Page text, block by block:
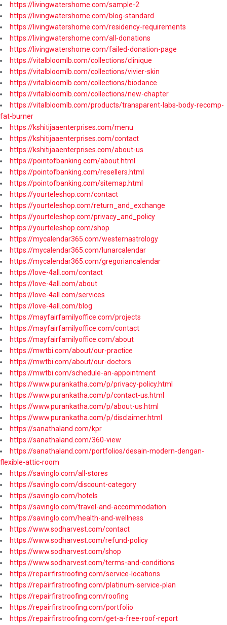
https://livingwatershome.com/sample-2
https://livingwatershome.com/blog-standard
https://livingwatershome.com/residency-requirements
https://livingwatershome.com/all-donations
https://livingwatershome.com/failed-donation-page
https://vitalbloomlb.com/collections/clinique
https://vitalbloomlb.com/collections/vivier-skin
https://vitalbloomlb.com/collections/biodance
https://vitalbloomlb.com/collections/new-chapter
https://vitalbloomlb.com/products/transparent-labs-body-recomp-
fat-burner
https://kshitijaaenterprises.com/menu
https://kshitijaaenterprises.com/contact
https://kshitijaaenterprises.com/about-us
https://pointofbanking.com/about.html
https://pointofbanking.com/resellers.html
https://pointofbanking.com/sitemap.html
https://yourteleshop.com/contact
https://yourteleshop.com/return_and_exchange
https://yourteleshop.com/privacy_and_policy
https://yourteleshop.com/shop
https://mycalendar365.com/westernastrology
https://mycalendar365.com/lunarcalendar
https://mycalendar365.com/gregoriancalendar
https://love-4all.com/contact
https://love-4all.com/about
https://love-4all.com/services
https://love-4all.com/blog
https://mayfairfamilyoffice.com/projects
https://mayfairfamilyoffice.com/contact
https://mayfairfamilyoffice.com/about
https://mwtbi.com/about/our-practice
https://mwtbi.com/about/our-doctors
https://mwtbi.com/schedule-an-appointment
https://www.purankatha.com/p/privacy-policy.html
https://www.purankatha.com/p/contact-us.html
https://www.purankatha.com/p/about-us.html
https://www.purankatha.com/p/disclaimer.html
https://sanathaland.com/kpr
https://sanathaland.com/360-view
https://sanathaland.com/portfolios/desain-modern-dengan-
flexible-attic-room
https://savinglo.com/all-stores
https://savinglo.com/discount-category
https://savinglo.com/hotels
https://savinglo.com/travel-and-accommodation
https://savinglo.com/health-and-wellness
https://www.sodharvest.com/contact
https://www.sodharvest.com/refund-policy
https://www.sodharvest.com/shop
https://www.sodharvest.com/terms-and-conditions
https://repairfirstroofing.com/service-locations
https://repairfirstroofing.com/platinum-service-plan
https://repairfirstroofing.com/roofing
https://repairfirstroofing.com/portfolio
https://repairfirstroofing.com/get-a-free-roof-report